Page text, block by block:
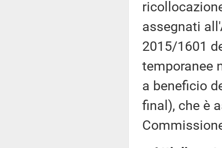
assegnati
2015/1601
temporanee
a beneficio
final), che è